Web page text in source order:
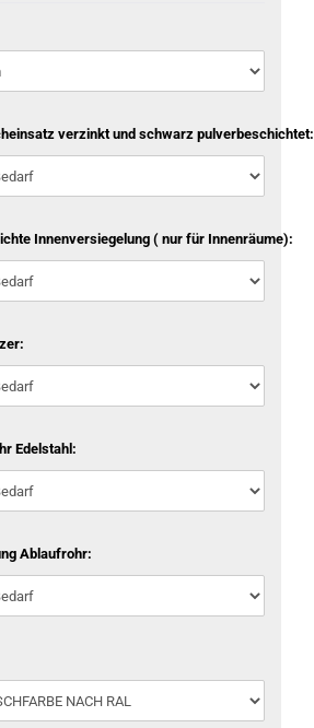
verzinkt und schwarz pulverbeschichtet:
Innenversiegelung ( nur für Innenräume):
Edelstahl:
Ablaufrohr: